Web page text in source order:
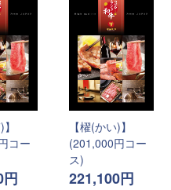
コー
【櫂(かい)】
(201,000円コー
ス)
221,100円